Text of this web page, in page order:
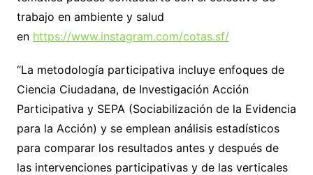
trabajo en ambiente y salud
en https://www.instagram.com/cotas.sf/
“La metodología participativa incluye enfoques de
Ciencia Ciudadana, de Investigación Acción
Participativa y SEPA (Sociabilización de la Evidencia
para la Acción) y se emplean análisis estadísticos
para comparar los resultados antes y después de
las intervenciones participativas y de las verticales